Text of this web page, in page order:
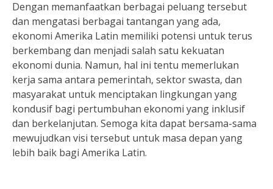
Dengan memanfaatkan berbagai peluang tersebut
dan mengatasi berbagai tantangan yang ada,
ekonomi Amerika Latin memiliki potensi untuk terus
berkembang dan menjadi salah satu kekuatan
ekonomi dunia. Namun, hal ini tentu memerlukan
kerja sama antara pemerintah, sektor swasta, dan
masyarakat untuk menciptakan lingkungan yang
kondusif bagi pertumbuhan ekonomi yang inklusif
dan berkelanjutan. Semoga kita dapat bersama-sama
mewujudkan visi tersebut untuk masa depan yang
lebih baik bagi Amerika Latin.